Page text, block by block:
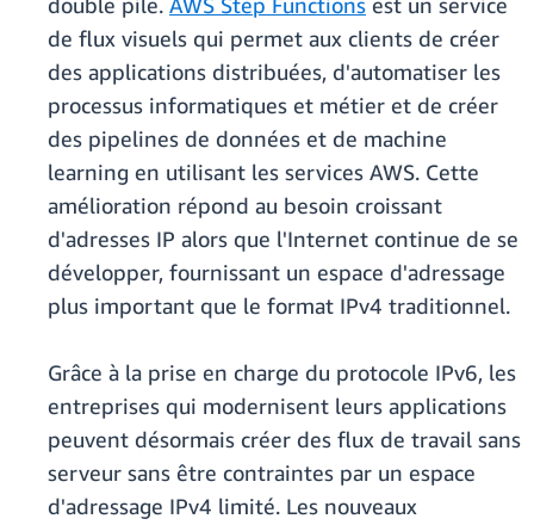
de flux visuels qui permet aux clients de créer
des applications distribuées, d'automatiser les
processus informatiques et métier et de créer
des pipelines de données et de machine
learning en utilisant les services AWS. Cette
amélioration répond au besoin croissant
d'adresses IP alors que l'Internet continue de se
développer, fournissant un espace d'adressage
plus important que le format IPv4 traditionnel.
Grâce à la prise en charge du protocole IPv6, les
entreprises qui modernisent leurs applications
peuvent désormais créer des flux de travail sans
serveur sans être contraintes par un espace
d'adressage IPv4 limité. Les nouveaux